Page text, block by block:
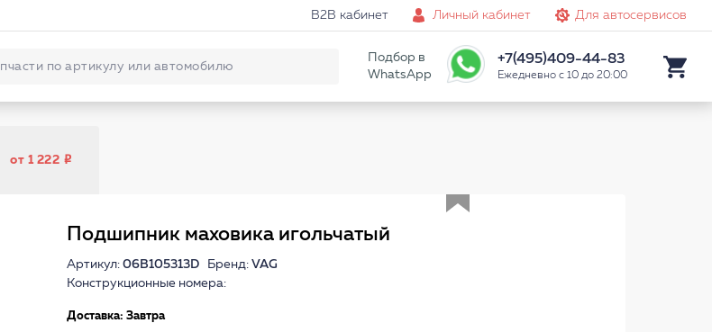
B2B кабинет Личный кабинет Для автосервисов
Подбор в
WhatsApp
+7(495)409-44-83
Ежедневно с 10 до 20:00
от 1 222
Подшипник маховика игольчатый
Артикул: 06B105313D Бренд: VAG
Конструкционные номера:
Доставка: Завтра